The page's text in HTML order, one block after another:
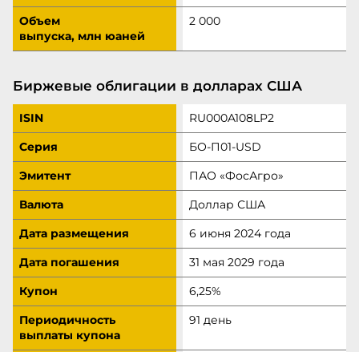
Объем
выпуска, млн юаней
2 000
Биржевые облигации в долларах США
ISIN
RU000A108LP2
Серия
БО‑П01‑USD
Эмитент
ПАО «ФосАгро»
Валюта
Доллар США
Дата размещения
6 июня 2024 года
Дата погашения
31 мая 2029 года
Купон
6,25%
Периодичность
выплаты купона
91 день